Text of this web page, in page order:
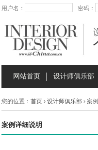
用户名： 密码：
网站首页 设计师俱乐部
您的位置： 首页› 设计师俱乐部› 案例
案例详细说明